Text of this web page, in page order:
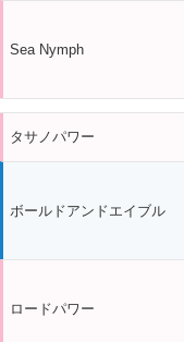
Sea Nymph
タサノパワー
ボールドアンドエイブル
ロードパワー